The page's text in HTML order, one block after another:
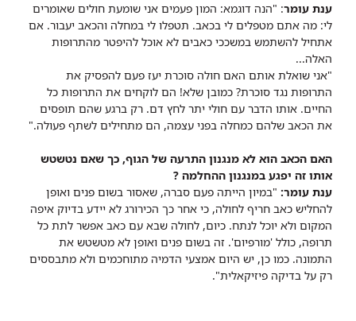
ענת עומר: "הנה דוגמא: המון פעמים אני שומעת חולים שאומרים
לי: מה אתם מטפלים לי בכאב. תטפלו לי במחלה והכאב יעבור. אם
אתחיל להשתמש במשככי כאבים לא אוכל להיפטר מהתרופות
האלה...
"אני שואלת אותם האם חולה סוכרת יעז פעם להפסיק את
התרופות נגד סוכרת? כמובן שלא! הם לוקחים את התרופות כל
החיים. אותו הדבר עם חולי יתר לחץ דם. רק ברגע שהם תופסים
את הכאב שלהם כמחלה בפני עצמה, הם מתחילים לשתף פעולה."
האם הכאב הוא לא מנגנון התרעה של הגוף, כך שאם נטשטש
אותו זה יפגע במנגנון ההחלמה ?
ענת עומר: "במיון הייתה פעם סברה, שאסור בשום פנים ואופן
להחליש כאב חריף לחולה, כי אחר כך הכירורג לא יידע בדיוק איפה
המקום ולא יוכל לנתח. כיום, לחולה שבא עם כאב אפשר לתת כל
תרופה, כולל 'מורפיום'. זה בשום פנים ואופן לא מטשטש את
התמונה. כמו כן, יש היום אמצעי הדמיה מתוחכמים ולא מתבססים
רק על בדיקה פיזיקאלית".